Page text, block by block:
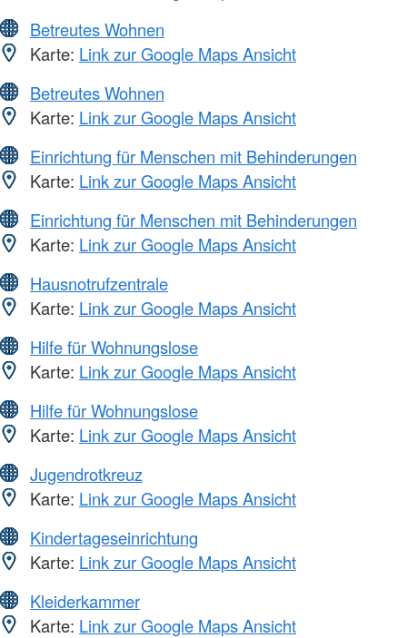
Betreutes Wohnen
Karte: Link zur Google Maps Ansicht
Betreutes Wohnen
Karte: Link zur Google Maps Ansicht
Einrichtung für Menschen mit Behinderungen
Karte: Link zur Google Maps Ansicht
Einrichtung für Menschen mit Behinderungen
Karte: Link zur Google Maps Ansicht
Hausnotrufzentrale
Karte: Link zur Google Maps Ansicht
Hilfe für Wohnungslose
Karte: Link zur Google Maps Ansicht
Hilfe für Wohnungslose
Karte: Link zur Google Maps Ansicht
Jugendrotkreuz
Karte: Link zur Google Maps Ansicht
Kindertageseinrichtung
Karte: Link zur Google Maps Ansicht
Kleiderkammer
Karte: Link zur Google Maps Ansicht